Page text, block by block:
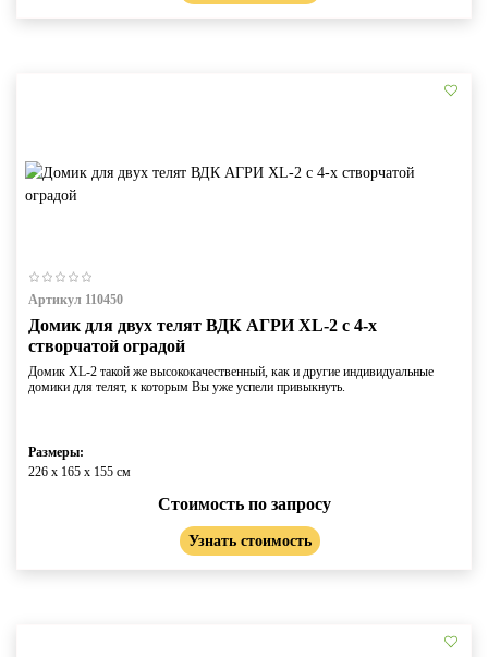
Артикул 110450
Домик для двух телят ВДК АГРИ XL-2 c 4-х
створчатой оградой
Домик XL-2 такой же высококачественный, как и другие индивидуальные
домики для телят, к которым Вы уже успели привыкнуть.
Размеры:
226 x 165 x 155 см
Стоимость по запросу
Узнать стоимость